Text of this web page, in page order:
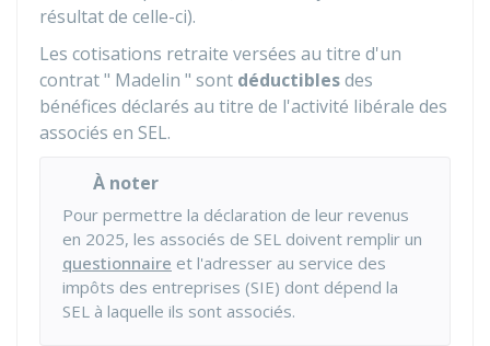
résultat de celle-ci).
Les cotisations retraite versées au titre d'un
contrat " Madelin " sont déductiblesdes
bénéfices déclarés au titre de l'activité libérale des
associés en SEL.
À noter
Pour permettre la déclaration de leur revenus
en 2025, les associés de SEL doivent remplir un
questionnaire et l'adresser au service des
impôts des entreprises (SIE) dont dépend la
SEL à laquelle ils sont associés.